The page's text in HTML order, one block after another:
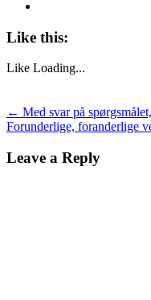
Like this:
Like Loading...
Post
navigation
← Med svar på
Forunderlige, foranderlige
Leave a Reply